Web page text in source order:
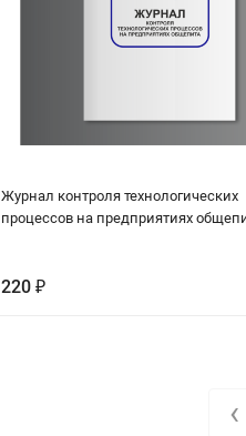
Журнал контроля технологических
процессов на предприятиях
220₽
‹